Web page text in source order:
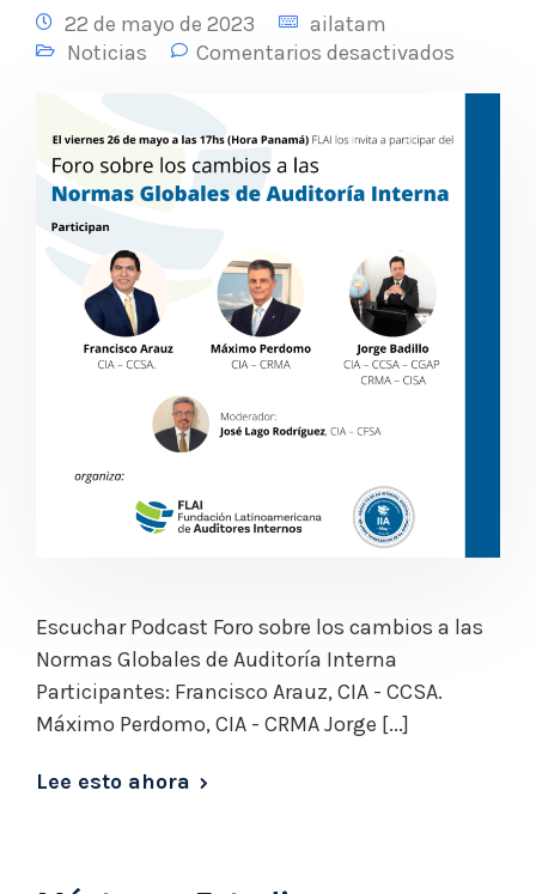
22 de mayo de 2023
ailatam
Noticias
Comentarios desactivados
Escuchar Podcast Foro sobre los cambios a las
Normas Globales de Auditoría Interna
Participantes: Francisco Arauz, CIA - CCSA.
Máximo Perdomo, CIA - CRMA Jorge [...]
Lee esto ahora